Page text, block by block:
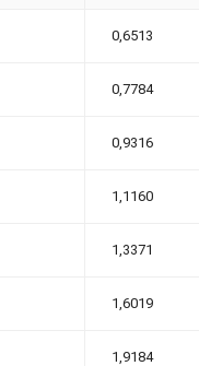
0,6513
0,7784
0,9316
1,1160
1,3371
1,6019
1,9184